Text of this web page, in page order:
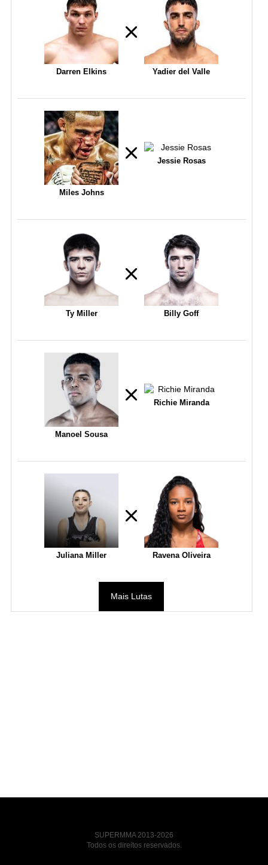
Darren Elkins Yadier del Valle
Miles Johns
Jessie Rosas
Ty Miller Billy Goff
Manoel Sousa
Richie Miranda
Juliana Miller Ravena Oliveira
Mais Lutas
SUPERMMA 2013-2026
Todos os direitos reservados.